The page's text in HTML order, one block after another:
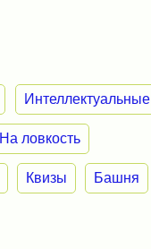
Интеллектуальные
На ловкость
Квизы Башня